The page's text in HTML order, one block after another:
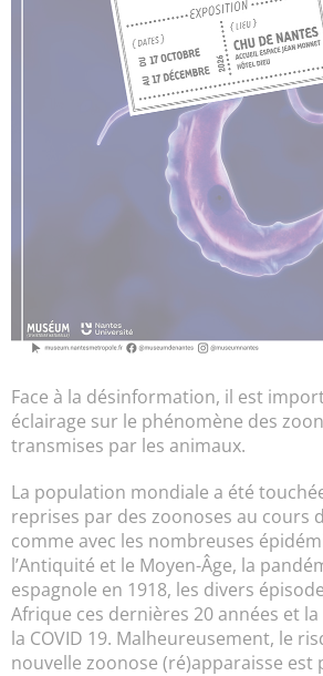
Face à la désinformation, il est
éclairage sur le phénomène des
transmises par les animaux.
La population mondiale a été
reprises par des zoonoses au cours
comme avec les nombreuses
l’Antiquité et le Moyen-Âge, la
espagnole en 1918, les divers
Afrique ces dernières 20 années et
la COVID 19. Malheureusement, le
nouvelle zoonose (ré)apparaisse est